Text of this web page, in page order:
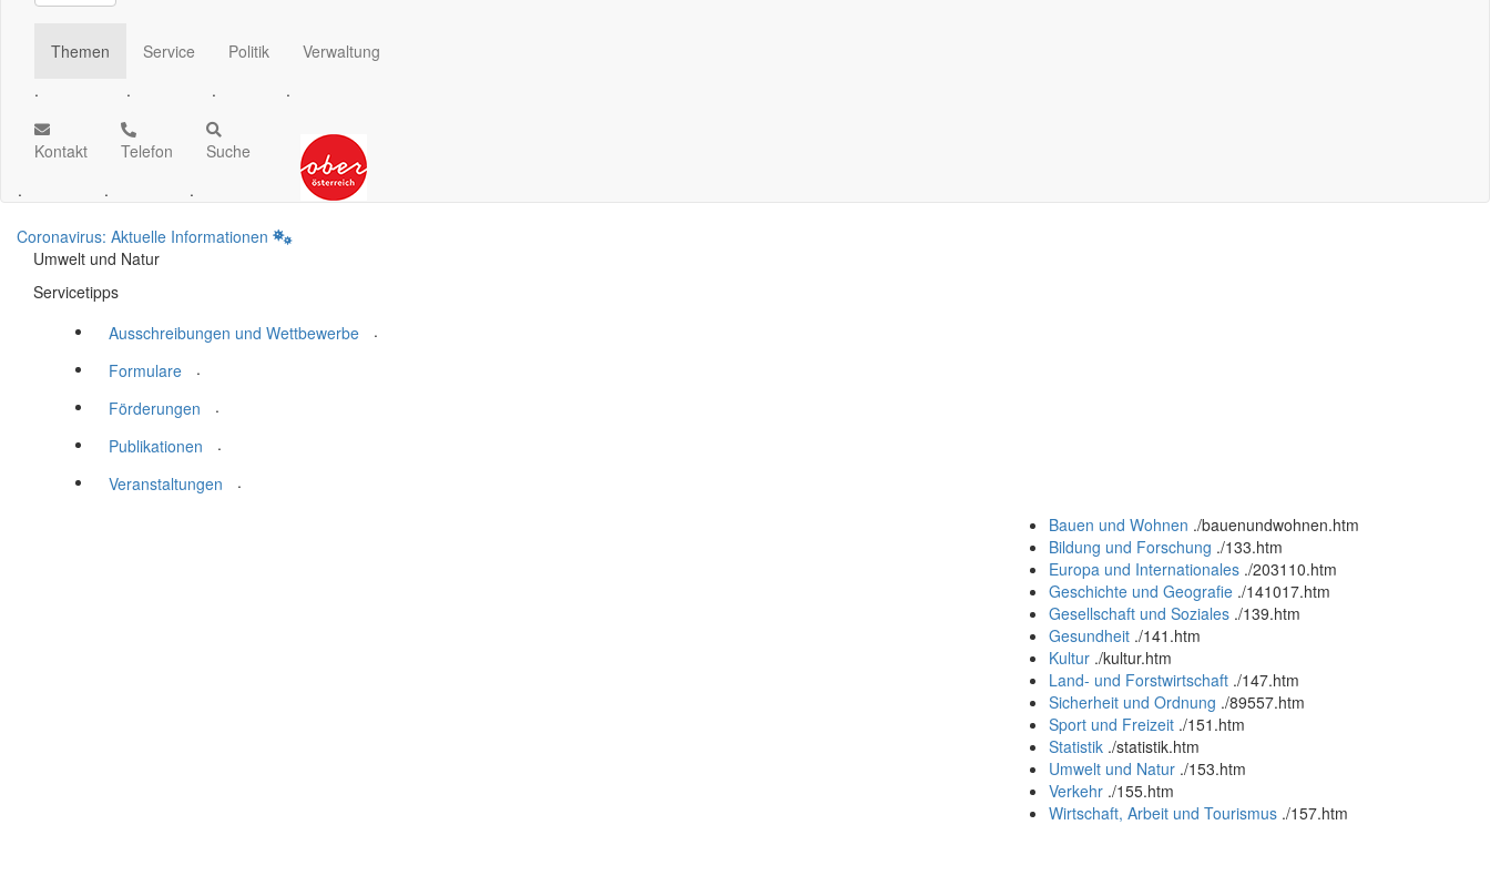
Themen
.
Service
.
Politik
.
Verwaltung
.
Kontakt
.
Telefon
.
Suche
.
Coronavirus: Aktuelle Informationen
Umwelt und Natur
Servicetipps
Ausschreibungen und Wettbewerbe
.
Formulare
.
Förderungen
.
Publikationen
.
Veranstaltungen
.
Bauen und Wohnen ./bauenundwohnen.htm
Bildung und Forschung ./133.htm
Europa und Internationales ./203110.htm
Geschichte und Geografie ./141017.htm
Gesellschaft und Soziales ./139.htm
Gesundheit ./141.htm
Kultur ./kultur.htm
Land- und Forstwirtschaft ./147.htm
Sicherheit und Ordnung ./89557.htm
Sport und Freizeit ./151.htm
Statistik ./statistik.htm
Umwelt und Natur ./153.htm
Verkehr ./155.htm
Wirtschaft, Arbeit und Tourismus ./157.htm